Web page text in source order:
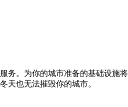
务。为你的城市准备的基础设施
天也无法摧毁你的城市。